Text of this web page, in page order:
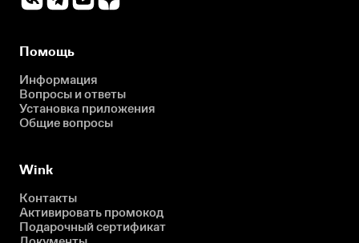
Помощь
Информация
Вопросы и ответы
Установка приложения
Общие вопросы
Wink
Контакты
Активировать промокод
Подарочный сертификат